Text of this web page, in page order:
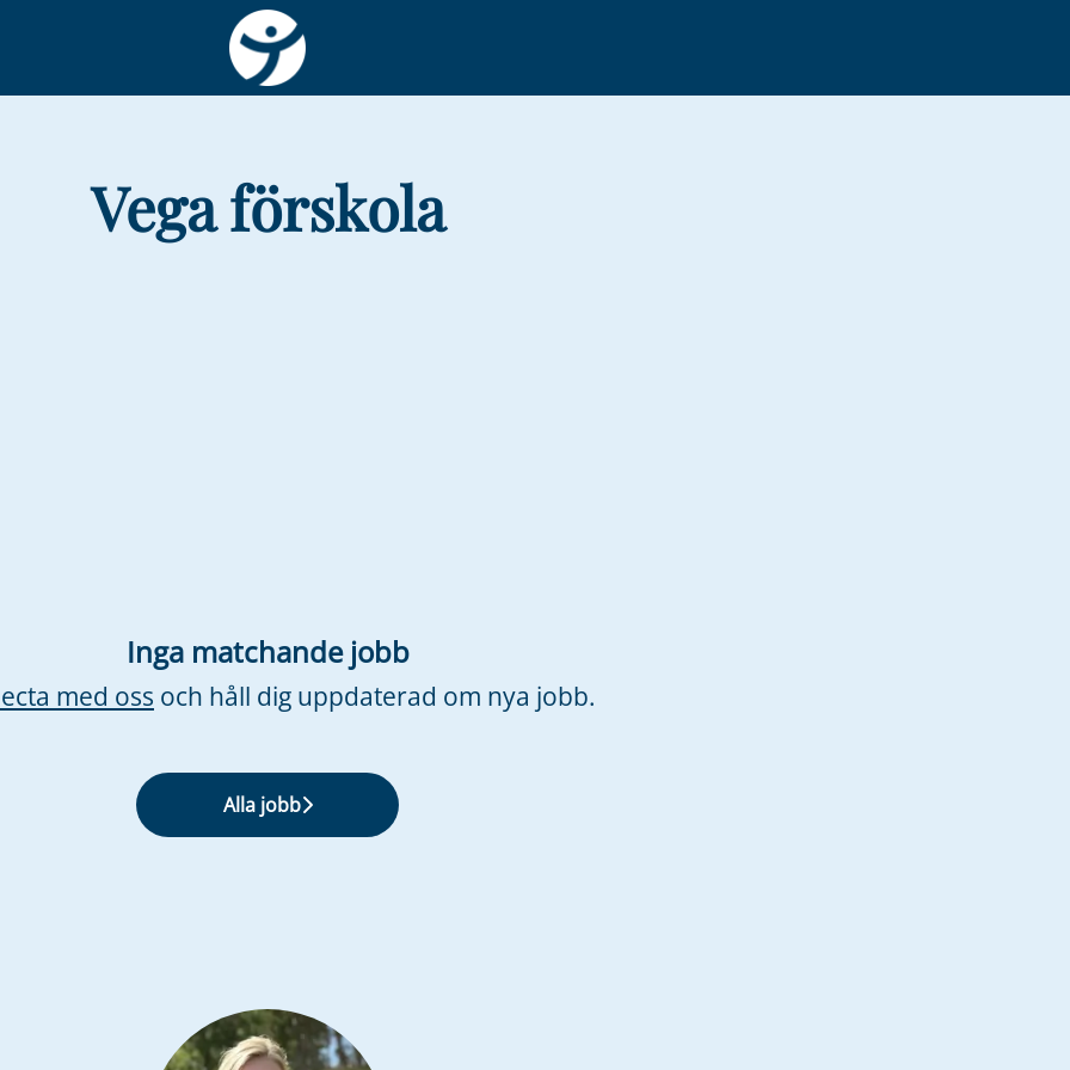
Vega förskola
Inga matchande jobb
med oss och håll dig uppdaterad om nya jobb.
Alla jobb